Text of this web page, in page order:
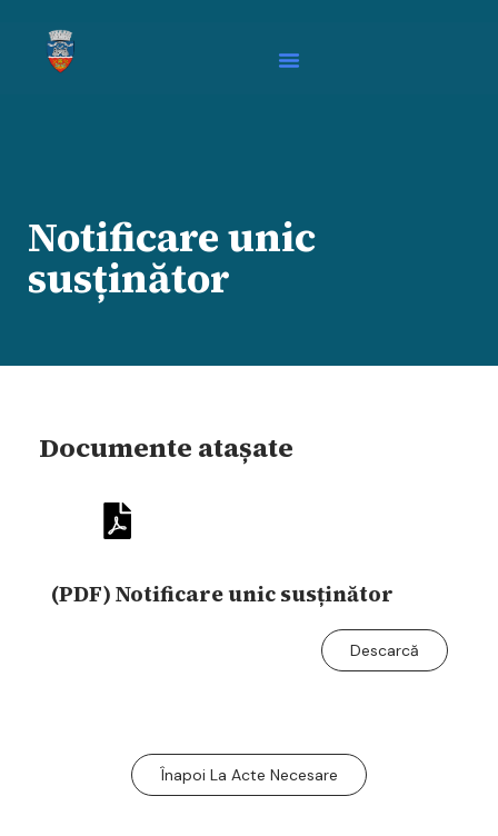
Notificare unic
susținător
Documente atașate
(PDF) Notificare unic susținător
Descarcă
Înapoi La Acte Necesare